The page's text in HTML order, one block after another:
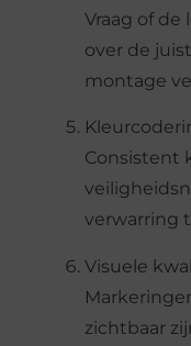
Vraag of de
over de
montage
Consistent
verwarring
Visuele
zichtbaar